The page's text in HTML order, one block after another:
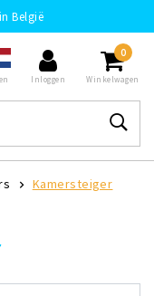
België
Inloggen
0
Winkelwagen
Kamersteiger